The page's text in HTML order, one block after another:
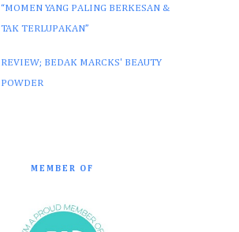
“MOMEN YANG PALING BERKESAN &
TAK TERLUPAKAN”
REVIEW; BEDAK MARCKS' BEAUTY
POWDER
MEMBER OF